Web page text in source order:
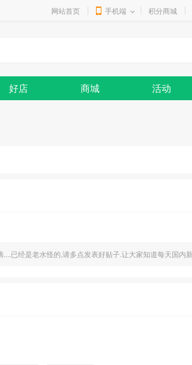
网站首页 手机端 积分商城
好店 商城 活动
已经是老水怪的,请多点发表好贴子.让大家知道每天国内新